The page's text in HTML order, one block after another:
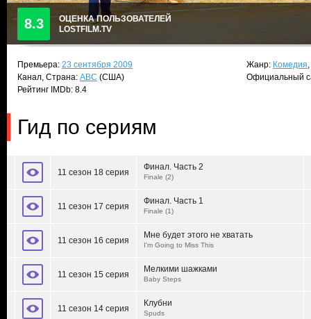
8.3
ОЦЕНКА ПОЛЬЗОВАТЕЛЕЙ
LOSTFILM.TV
Премьера: 23 сентября 2009
Канал, Страна: ABC (США)
Рейтинг IMDb: 8.4
Жанр: Комедия,
Официальный
Гид по сериям
11 сезон 18 серия
Финал. Часть 2
Finale (2)
11 сезон 17 серия
Финал. Часть 1
Finale (1)
11 сезон 16 серия
Мне будет этого не хватать
I'm Going to Miss This
11 сезон 15 серия
Мелкими шажками
Baby Steps
11 сезон 14 серия
Клубни
Spuds